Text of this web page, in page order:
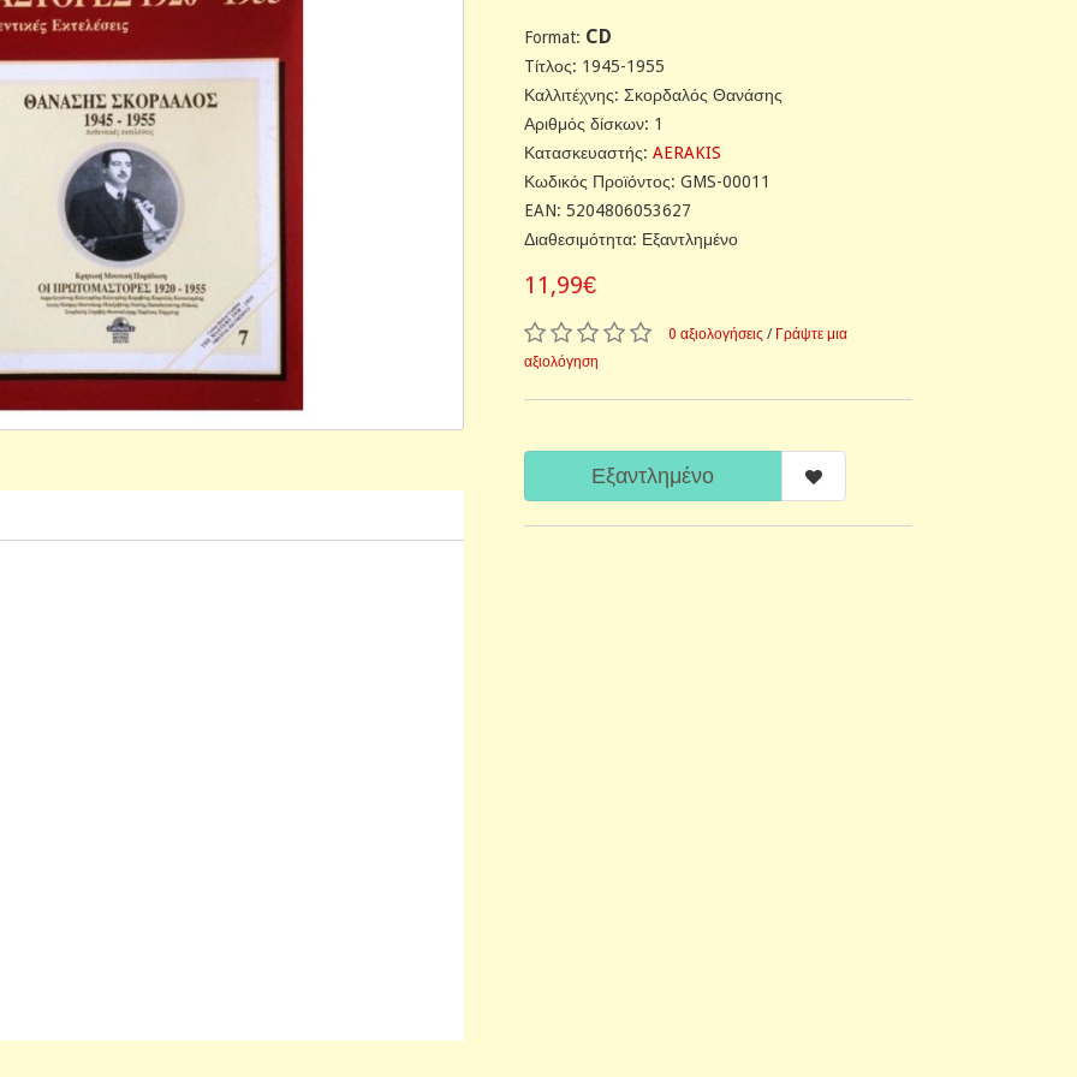
Format: CD
Tίτλος: 1945-1955
Καλλιτέχνης: Σκορδαλός Θανάσης
Αριθμός δίσκων: 1
Κατασκευαστής: AERAKIS
Κωδικός Προϊόντος: GMS-00011
EAN: 5204806053627
Διαθεσιμότητα: Εξαντλημένο
11,99€
0 αξιολογήσεις / Γράψτε μια
αξιολόγηση
Εξαντλημένο